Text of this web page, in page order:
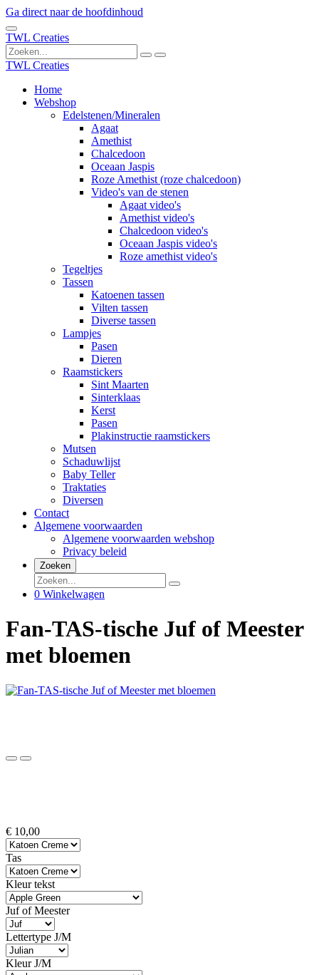
Ga direct naar de hoofdinhoud
TWL Creaties
TWL Creaties
Home
Webshop
Edelstenen/Mineralen
Agaat
Amethist
Chalcedoon
Oceaan Jaspis
Roze Amethist (roze chalcedoon)
Video's van de stenen
Agaat video's
Amethist video's
Chalcedoon video's
Oceaan Jaspis video's
Roze amethist video's
Tegeltjes
Tassen
Katoenen tassen
Vilten tassen
Diverse tassen
Lampjes
Pasen
Dieren
Raamstickers
Sint Maarten
Sinterklaas
Kerst
Pasen
Plakinstructie raamstickers
Mutsen
Schaduwlijst
Baby Teller
Traktaties
Diversen
Contact
Algemene voorwaarden
Algemene voorwaarden webshop
Privacy beleid
Zoeken
0 Winkelwagen
Fan-TAS-tische Juf of Meester
met bloemen
€ 10,00
Tas
Kleur tekst
Juf of Meester
Lettertype J/M
Kleur J/M